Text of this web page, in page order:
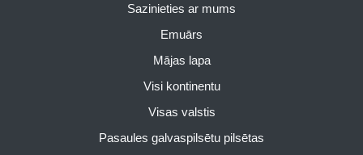
Sazinieties ar mums
Emuārs
Mājas lapa
Visi kontinentu
Visas valstis
Pasaules galvaspilsētu pilsētas